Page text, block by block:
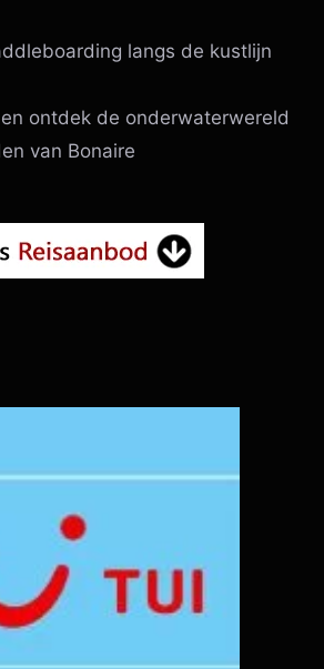
langs de kustlijn
ontdek de onderwaterwereld
van Bonaire